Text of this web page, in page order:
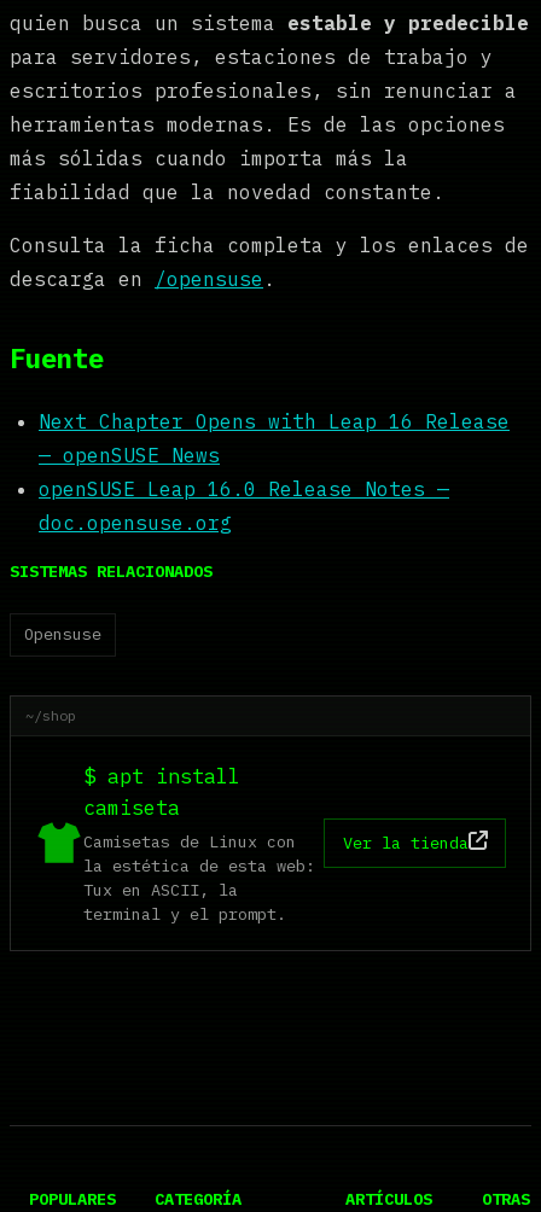
quien busca un sistema estable y predecible
para servidores, estaciones de trabajo y
escritorios profesionales, sin renunciar a
herramientas modernas. Es de las opciones
más sólidas cuando importa más la
fiabilidad que la novedad constante.
Consulta la ficha completa y los enlaces de
descarga en /opensuse .
Fuente
Next Chapter Opens with Leap 16 Release
— openSUSE News
openSUSE Leap 16.0 Release Notes —
doc.opensuse.org
SISTEMAS RELACIONADOS
Opensuse
~/shop
$ apt install
camiseta
Camisetas de Linux con
la estética de esta web:
Tux en ASCII, la
terminal y el prompt.
Ver la tienda
POPULARES CATEGORÍA ARTÍCULOS
OTRAS